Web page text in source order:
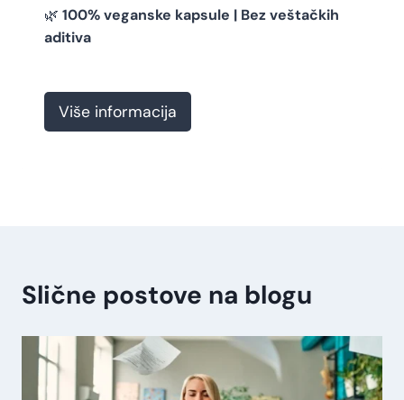
🌿 100% veganske kapsule | Bez veštačkih
aditiva
Više informacija
š
d
K
S
M
Slične postove na blogu